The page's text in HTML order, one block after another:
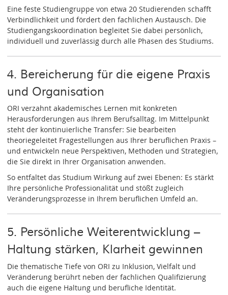
Eine feste Studiengruppe von etwa 20 Studierenden schafft
Verbindlichkeit und fördert den fachlichen Austausch. Die
Studiengangskoordination begleitet Sie dabei persönlich,
individuell und zuverlässig durch alle Phasen des Studiums.
4. Bereicherung für die eigene Praxis
und Organisation
ORI verzahnt akademisches Lernen mit konkreten
Herausforderungen aus Ihrem Berufsalltag. Im Mittelpunkt
steht der kontinuierliche Transfer: Sie bearbeiten
theoriegeleitet Fragestellungen aus Ihrer beruflichen Praxis –
und entwickeln neue Perspektiven, Methoden und Strategien,
die Sie direkt in Ihrer Organisation anwenden.
So entfaltet das Studium Wirkung auf zwei Ebenen: Es stärkt
Ihre persönliche Professionalität und stößt zugleich
Veränderungsprozesse in Ihrem beruflichen Umfeld an.
5. Persönliche Weiterentwicklung –
Haltung stärken, Klarheit gewinnen
Die thematische Tiefe von ORI zu Inklusion, Vielfalt und
Veränderung berührt neben der fachlichen Qualifizierung
auch die eigene Haltung und berufliche Identität.